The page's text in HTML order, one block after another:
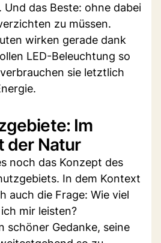
das Beste: ohne dabei
zu müssen.
wirken gerade dank
LED-Beleuchtung so
sie letztlich
Im
der Natur
noch das Konzept des
In dem Kontext
auch die Frage: Wie viel
mir leisten?
schöner Gedanke, seine